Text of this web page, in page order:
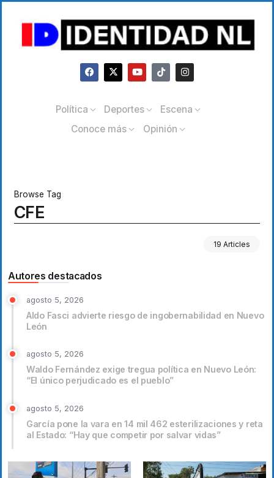
Política Deportes
Escena
Conoce más
Opinión
Browse Tag
CFE
19 Articles
Autores destacados
agosto 5, 2026
Aldo Fasci advierte riesgo de ingobernabilidad en Nuevo
León
agosto 5, 2026
Waldo Fernández exige tregua política en Nuevo León:
“El único perjudicado es el pueblo”
agosto 5, 2026
García pone la vara en 14 mil 462 esterilizaciones y reta
al Estado: “Hay que competir por salvar vidas”